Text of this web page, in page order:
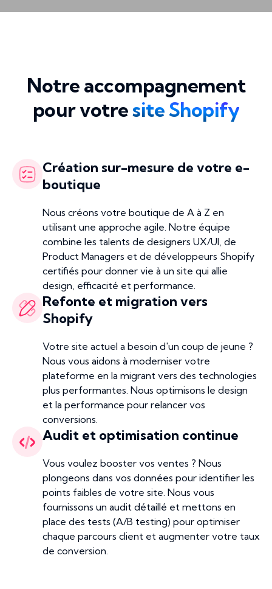
Notre accompagnement
pour votresite Shopify
Création sur-mesure de votre e-
boutique
Nous créons votre boutique de A à Z en
utilisant une approche agile. Notre équipe
combine les talents de designers UX/UI, de
Product Managers et de développeurs Shopify
certifiés pour donner vie à un site qui allie
design, efficacité et performance.
Refonte et migration vers
Shopify
Votre site actuel a besoin d'un coup de jeune ?
Nous vous aidons à moderniser votre
plateforme en la migrant vers des technologies
plus performantes. Nous optimisons le design
et la performance pour relancer vos
conversions.
Audit et optimisation continue
Vous voulez booster vos ventes ? Nous
plongeons dans vos données pour identifier les
points faibles de votre site. Nous vous
fournissons un audit détaillé et mettons en
place des tests (A/B testing) pour optimiser
chaque parcours client et augmenter votre taux
de conversion.